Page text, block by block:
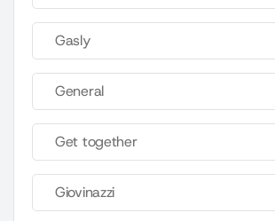
Gasly
General
Get together
Giovinazzi